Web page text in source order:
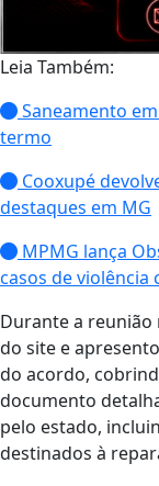
Leia Também:
Saneamento
termo
Cooxupé
destaques em MG
MPMG lança
casos de violência
Durante a reunião
do site e
do acordo,
documento
pelo estado,
destinados à